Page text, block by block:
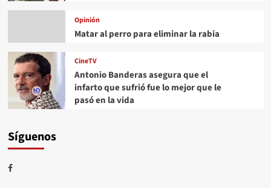
Opinión
Matar al perro para eliminar la rabia
CineTV
Antonio Banderas asegura que el
infarto que sufrió fue lo mejor que le
pasó en la vida
Síguenos